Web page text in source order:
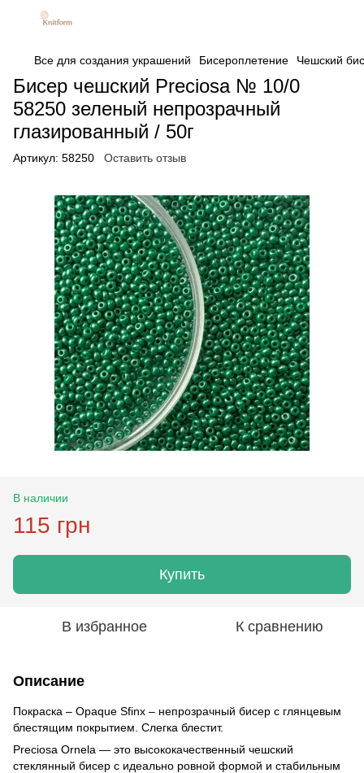
Все для создания украшений Бисероплетение Чешский
Бисер чешский Preciosa № 10/0
58250 зеленый непрозрачный
глазированный / 50г
Артикул: 58250 Оставить отзыв
В наличии
115 грн
Купить
В избранное К сравнению
Описание
Покраска – Opaque Sfinx – непрозрачный бисер с глянцевым
блестящим покрытием. Слегка блестит.
Preciosa Ornela — это высококачественный чешский
стеклянный бисер с идеально ровной формой и стабильным